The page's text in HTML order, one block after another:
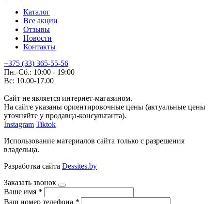
Каталог
Все акции
Отзывы
Новости
Контакты
+375 (33) 365-55-56
Пн.-Сб.: 10:00 - 19:00
Вс: 10.00-17.00
Сайт не является интернет-магазином.
На сайте указаны ориентировочные цены (актуальные цены
уточняйте у продавца-консультанта).
Instagram Tiktok
Использование материалов сайта только с разрешения
владельца.
Разработка сайта Dessites.by
Заказать звонок
Ваше имя *
Ваш номер телефона *